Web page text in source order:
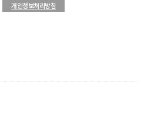
개인정보처리방침